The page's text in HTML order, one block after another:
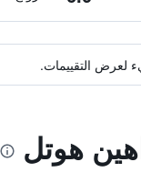
لعرض التقييمات.
هوتل